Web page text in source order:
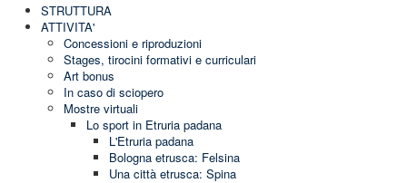
STRUTTURA
ATTIVITA'
Concessioni e riproduzioni
Stages, tirocini formativi e curriculari
Art bonus
In caso di sciopero
Mostre virtuali
Lo sport in Etruria padana
L'Etruria padana
Bologna etrusca: Felsina
Una città etrusca: Spina